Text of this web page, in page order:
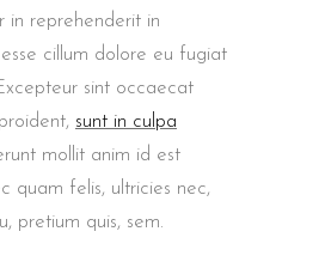
in reprehenderit in
cillum dolore eu fugiat
sint occaecat
sunt in culpa
mollit anim id est
quam felis, ultricies nec,
pretium quis, sem.